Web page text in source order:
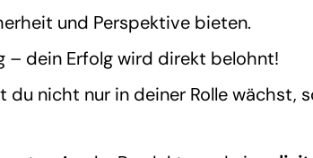
und Perspektive bieten.
– dein Erfolg wird direkt belohnt!
du nicht nur in deiner Rolle wächst,